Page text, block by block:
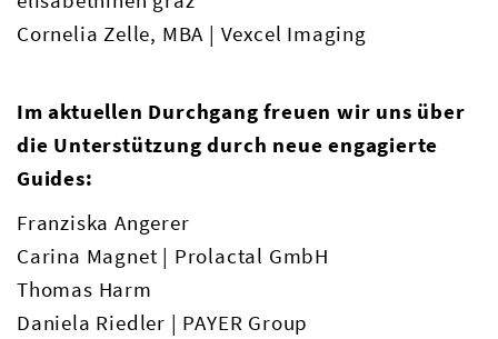
Cornelia Zelle, MBA | Vexcel Imaging
Im aktuellen Durchgang freuen wir uns über
die Unterstützung durch neue engagierte
Guides:
Franziska Angerer
Carina Magnet | Prolactal GmbH
Thomas Harm
Daniela Riedler | PAYER Group